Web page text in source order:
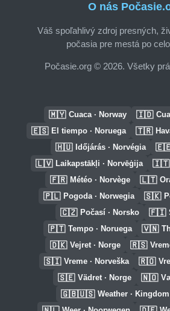
O nás
Váš spoľahlivý zdroj presných,
počasia pre mestá po
Počasie.org © 2026. Všetky
🇲🇾 Cuaca · Norway 🇮🇩
🇪🇸 El tiempo · Noruega 🇹🇷
🇭🇺 Időjárás · Norvégia
🇱🇻 Laikapstākļi · Norvēģija 🇮🇹
🇫🇷 Météo · Norvège 🇱🇹
🇵🇱 Pogoda · Norwegia 🇸🇰
🇨🇿 Počasí · Norsko 🇫🇮
🇵🇹 Tempo · Noruega 🇻🇳
🇩🇰 Vejret · Norge 🇷🇸
🇸🇮 Vreme · Norveška 🇷🇴
🇸🇪 Vädret · Norge 🇳🇴
🇬🇧🇺🇸 Weather ·